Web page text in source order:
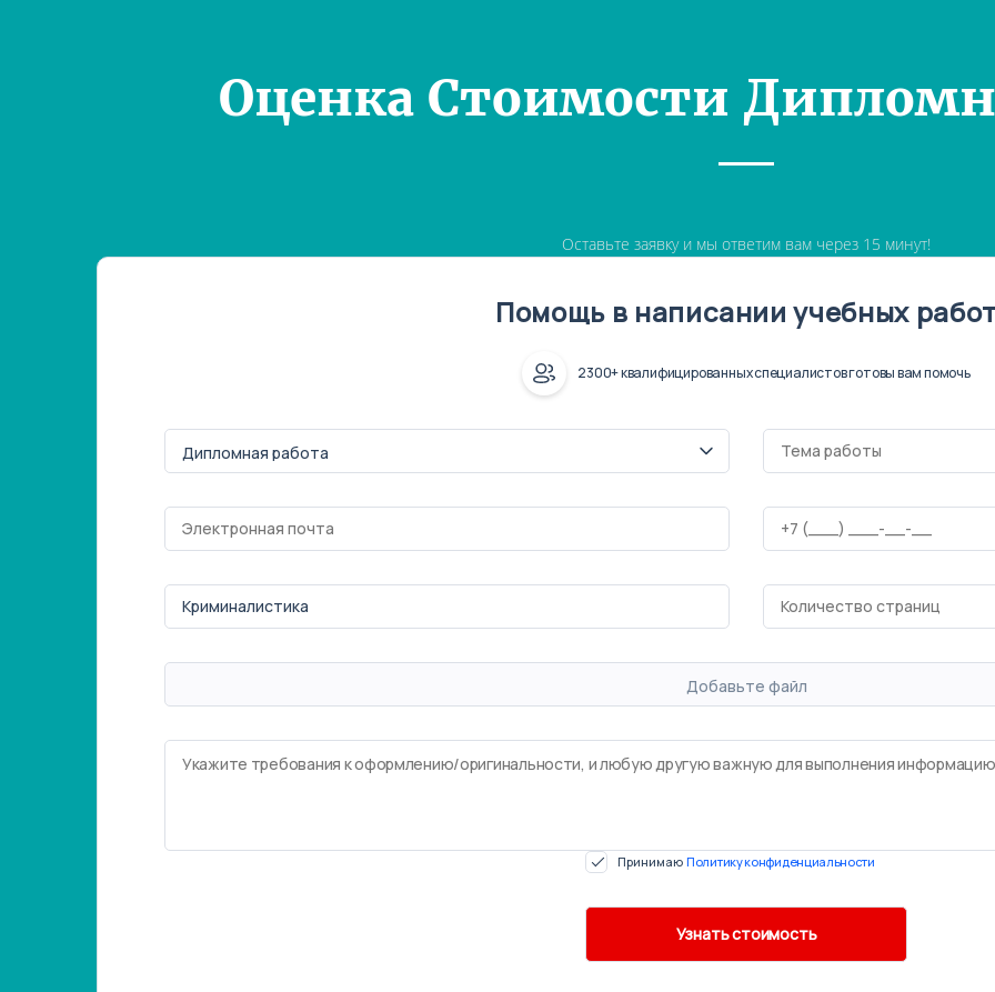
Оценка Стоимости
Оставьте заявку и мы ответим вам через 15 минут!
Помощь в написании учебных
2300+ квалифицированных специалистов готовы вам помочь
Добавьте файл
Принимаю Политику конфиденциальности